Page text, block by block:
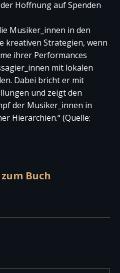
Hoffnung auf Spenden
Musiker_innen in den
kreativen Strategien, wenn
ihrer Performances
mit lokalen
Dabei bricht er mit
und zeigt den
der Musiker_innen in
Hierarchien.“ (Quelle:
Buch